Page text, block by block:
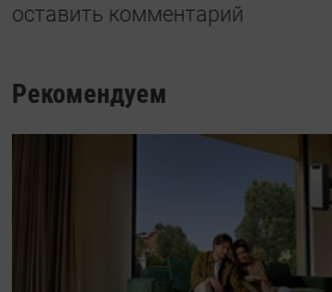
оставить комментарий
Рекомендуем